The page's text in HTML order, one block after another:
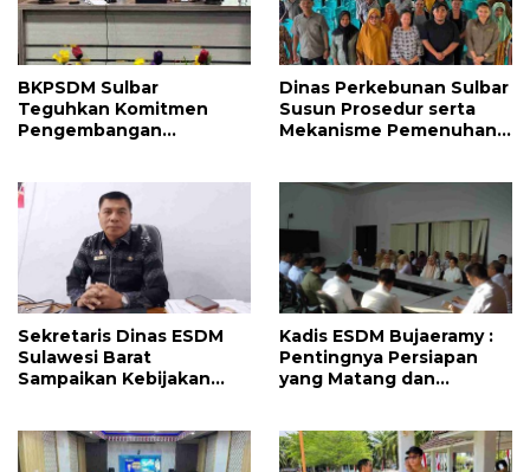
BKPSDM Sulbar
Teguhkan Komitmen
Pengembangan
Perjanjian Tugas Belajar
2026
Dinas Perkebunan Sulbar
Susun Prosedur serta
Mekanisme Pemenuhan
Pasangkayu
Sekretaris Dinas ESDM
Sulawesi Barat
Sampaikan Kebijakan
Kadis ESDM Bujaeramy :
Pentingnya Persiapan
yang Matang dan
Sulawesi Barat ke-22